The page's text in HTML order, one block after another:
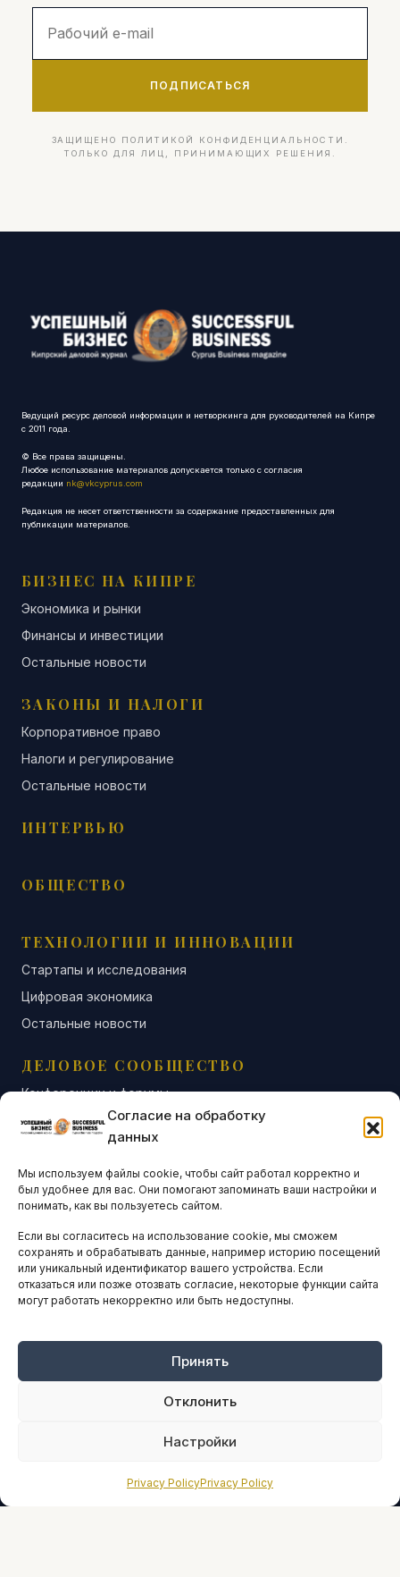
Согласие на обработку
данных
Мы используем файлы cookie, чтобы сайт работал корректно и
был удобнее для вас. Они помогают запоминать ваши настройки и
понимать, как вы пользуетесь сайтом.
Если вы согласитесь на использование cookie, мы сможем
сохранять и обрабатывать данные, например историю посещений
или уникальный идентификатор вашего устройства. Если
отказаться или позже отозвать согласие, некоторые функции сайта
могут работать некорректно или быть недоступны.
Принять
Отклонить
Настройки
Privacy PolicyPrivacy Policy
ПОДПИСАТЬСЯ
ЗАЩИЩЕНО ПОЛИТИКОЙ КОНФИДЕНЦИАЛЬНОСТИ.
ТОЛЬКО ДЛЯ ЛИЦ, ПРИНИМАЮЩИХ РЕШЕНИЯ.
Ведущий ресурс деловой информации и нетворкинга для руководителей на Кипре
с 2011 года.
© Все права защищены.
Любое использование материалов допускается только с согласия
редакции nk@vkcyprus.com
Редакция не несет ответственности за содержание предоставленных для
публикации материалов.
БИЗНЕС НА КИПРЕ
Экономика и рынки
Финансы и инвестиции
Остальные новости
ЗАКОНЫ И НАЛОГИ
Корпоративное право
Налоги и регулирование
Остальные новости
ИНТЕРВЬЮ
ОБЩЕСТВО
ТЕХНОЛОГИИ И ИННОВАЦИИ
Стартапы и исследования
Цифровая экономика
Остальные новости
ДЕЛОВОЕ СООБЩЕСТВО
Конференции и форумы
Бизнес-клубы и ассоциации
Остальные новости
АНАЛИТИКА И СТАТИСТИКА
ARTICLES IN ENGLISH
НАВИГАЦИЯ
Оплата онлайн